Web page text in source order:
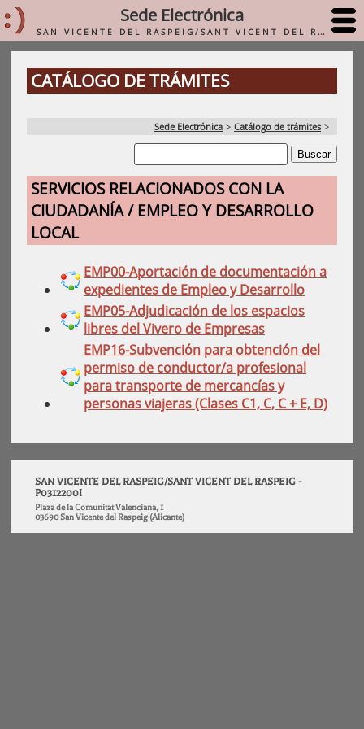
Sede Electrónica
SAN VICENTE DEL RASPEIG/SANT VICENT DEL RASPEIG
CATÁLOGO DE TRÁMITES
Sede Electrónica > Catálogo de trámites >
SERVICIOS RELACIONADOS CON LA
CIUDADANÍA / EMPLEO Y DESARROLLO
LOCAL
EMP00-Aportación de documentación a
expedientes de Empleo y Desarrollo
EMP05-Adjudicación de los espacios
libres del Vivero de Empresas
EMP16-Subvención para obtención del
permiso de conductor/a profesional
para transporte de mercancías y
personas viajeras (Clases C1, C, C + E, D)
SAN VICENTE DEL RASPEIG/SANT VICENT DEL RASPEIG -
P0312200I
Plaza de la Comunitat Valenciana, 1
03690 San Vicente del Raspeig (Alicante)